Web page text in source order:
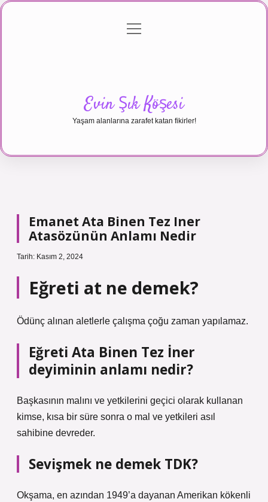
Gizlilik Politikası
menüyü
Evin Şık Köşesi
Yaşam alanlarına zarafet katan fikirler!
Emanet Ata Binen Tez Iner
Atasözünün Anlamı Nedir
Tarih: Kasım 2, 2024
Eğreti at ne demek?
Ödünç alınan aletlerle çalışma çoğu zaman yapılamaz.
Eğreti Ata Binen Tez İner
deyiminin anlamı nedir?
Başkasının malını ve yetkilerini geçici olarak kullanan
kimse, kısa bir süre sonra o mal ve yetkileri asıl
sahibine devreder.
Sevişmek ne demek TDK?
Okşama, en azından 1949’a dayanan Amerikan kökenli